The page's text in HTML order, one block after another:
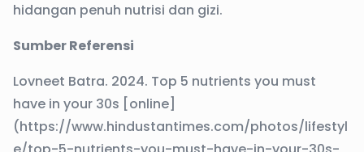
hidangan penuh nutrisi dan gizi.
Sumber Referensi
Lovneet Batra. 2024. Top 5 nutrients you must
have in your 30s [online]
(https://www.hindustantimes.com/photos/lifestyl